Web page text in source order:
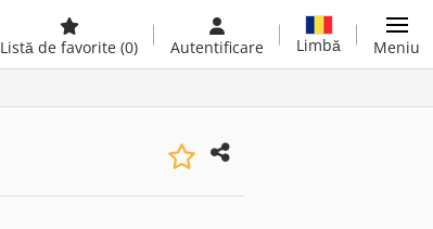
Listă de favorite (0) Autentificare Limbă Meniu